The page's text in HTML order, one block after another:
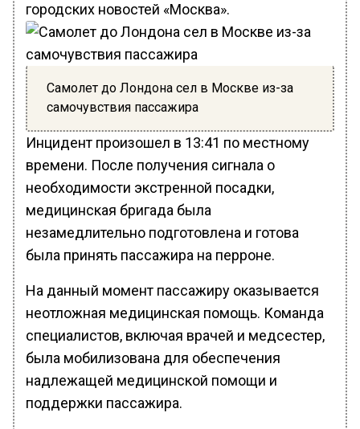
городских новостей «Москва».
Самолет до Лондона сел в Москве из-за
самочувствия пассажира
Инцидент произошел в 13:41 по местному
времени. После получения сигнала о
необходимости экстренной посадки,
медицинская бригада была
незамедлительно подготовлена и готова
была принять пассажира на перроне.
На данный момент пассажиру оказывается
неотложная медицинская помощь. Команда
специалистов, включая врачей и медсестер,
была мобилизована для обеспечения
надлежащей медицинской помощи и
поддержки пассажира.